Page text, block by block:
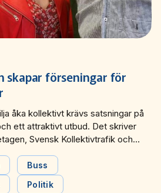
skapar förseningar för
åka kollektivt krävs satsningar på
ett attraktivt utbud. Det skriver
Svensk Kollektivtrafik och
Buss
Politik